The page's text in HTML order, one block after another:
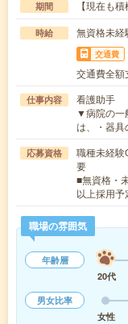
期間 【現在も
時給 無資格未
交通費
交通費全額
仕事内容
看護助手
▼病院の一
は、・器
応募資格
職種未経験
要
■無資格・
以上採用
職場の雰囲気
年齢層
20代
男女比率
女性